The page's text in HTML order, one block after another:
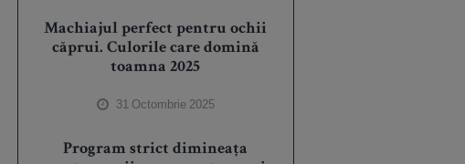
Machiajul perfect pentru ochii
căprui. Culorile care domină
toamna 2025
31 Octombrie 2025
Program strict dimineața